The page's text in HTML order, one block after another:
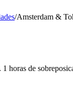
/Amsterdam &
. 1 horas de